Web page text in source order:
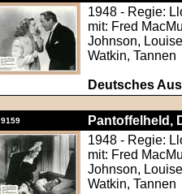
1948 - Regie:
mit: Fred
Johnson,
Watkin, Tannen
Deutsches
9159
Pantoffelheld,
1948 - Regie:
mit: Fred
Johnson,
Watkin, Tannen